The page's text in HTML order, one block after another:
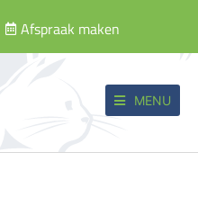
Afspraak maken
MENU